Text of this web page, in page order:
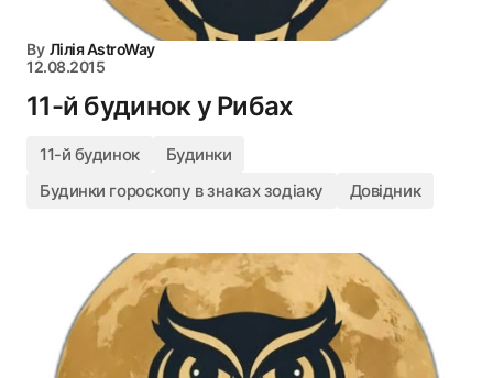
By Лілія AstroWay
12.08.2015
11-й будинок у Рибах
11-й будинок
Будинки
Будинки гороскопу в знаках зодіаку
Довідник